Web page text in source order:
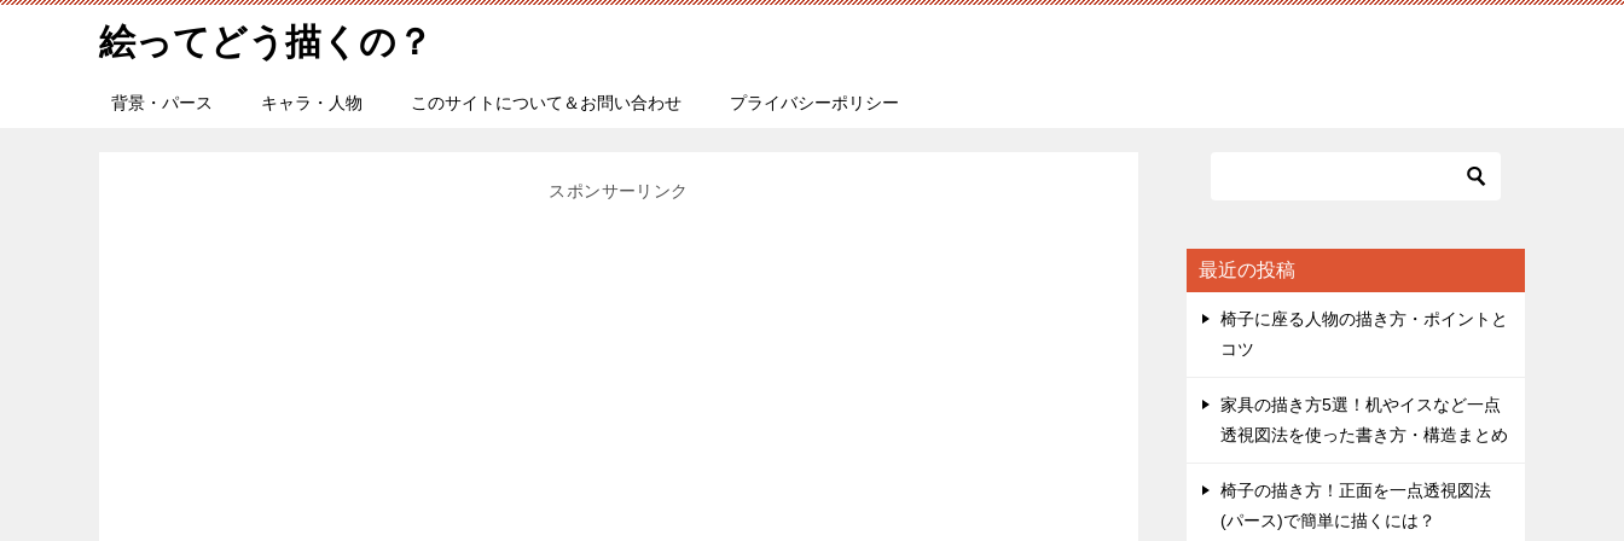
絵ってどう描くの？
背景・パース キャラ・人物 このサイトについて＆お問い合わせ プライバシーポリシー
スポンサーリンク
最近の投稿
椅子に座る人物の描き方・ポイントと
コツ
家具の描き方5選！机やイスなど一点
透視図法を使った書き方・構造まとめ
椅子の描き方！正面を一点透視図法
(パース)で簡単に描くには？